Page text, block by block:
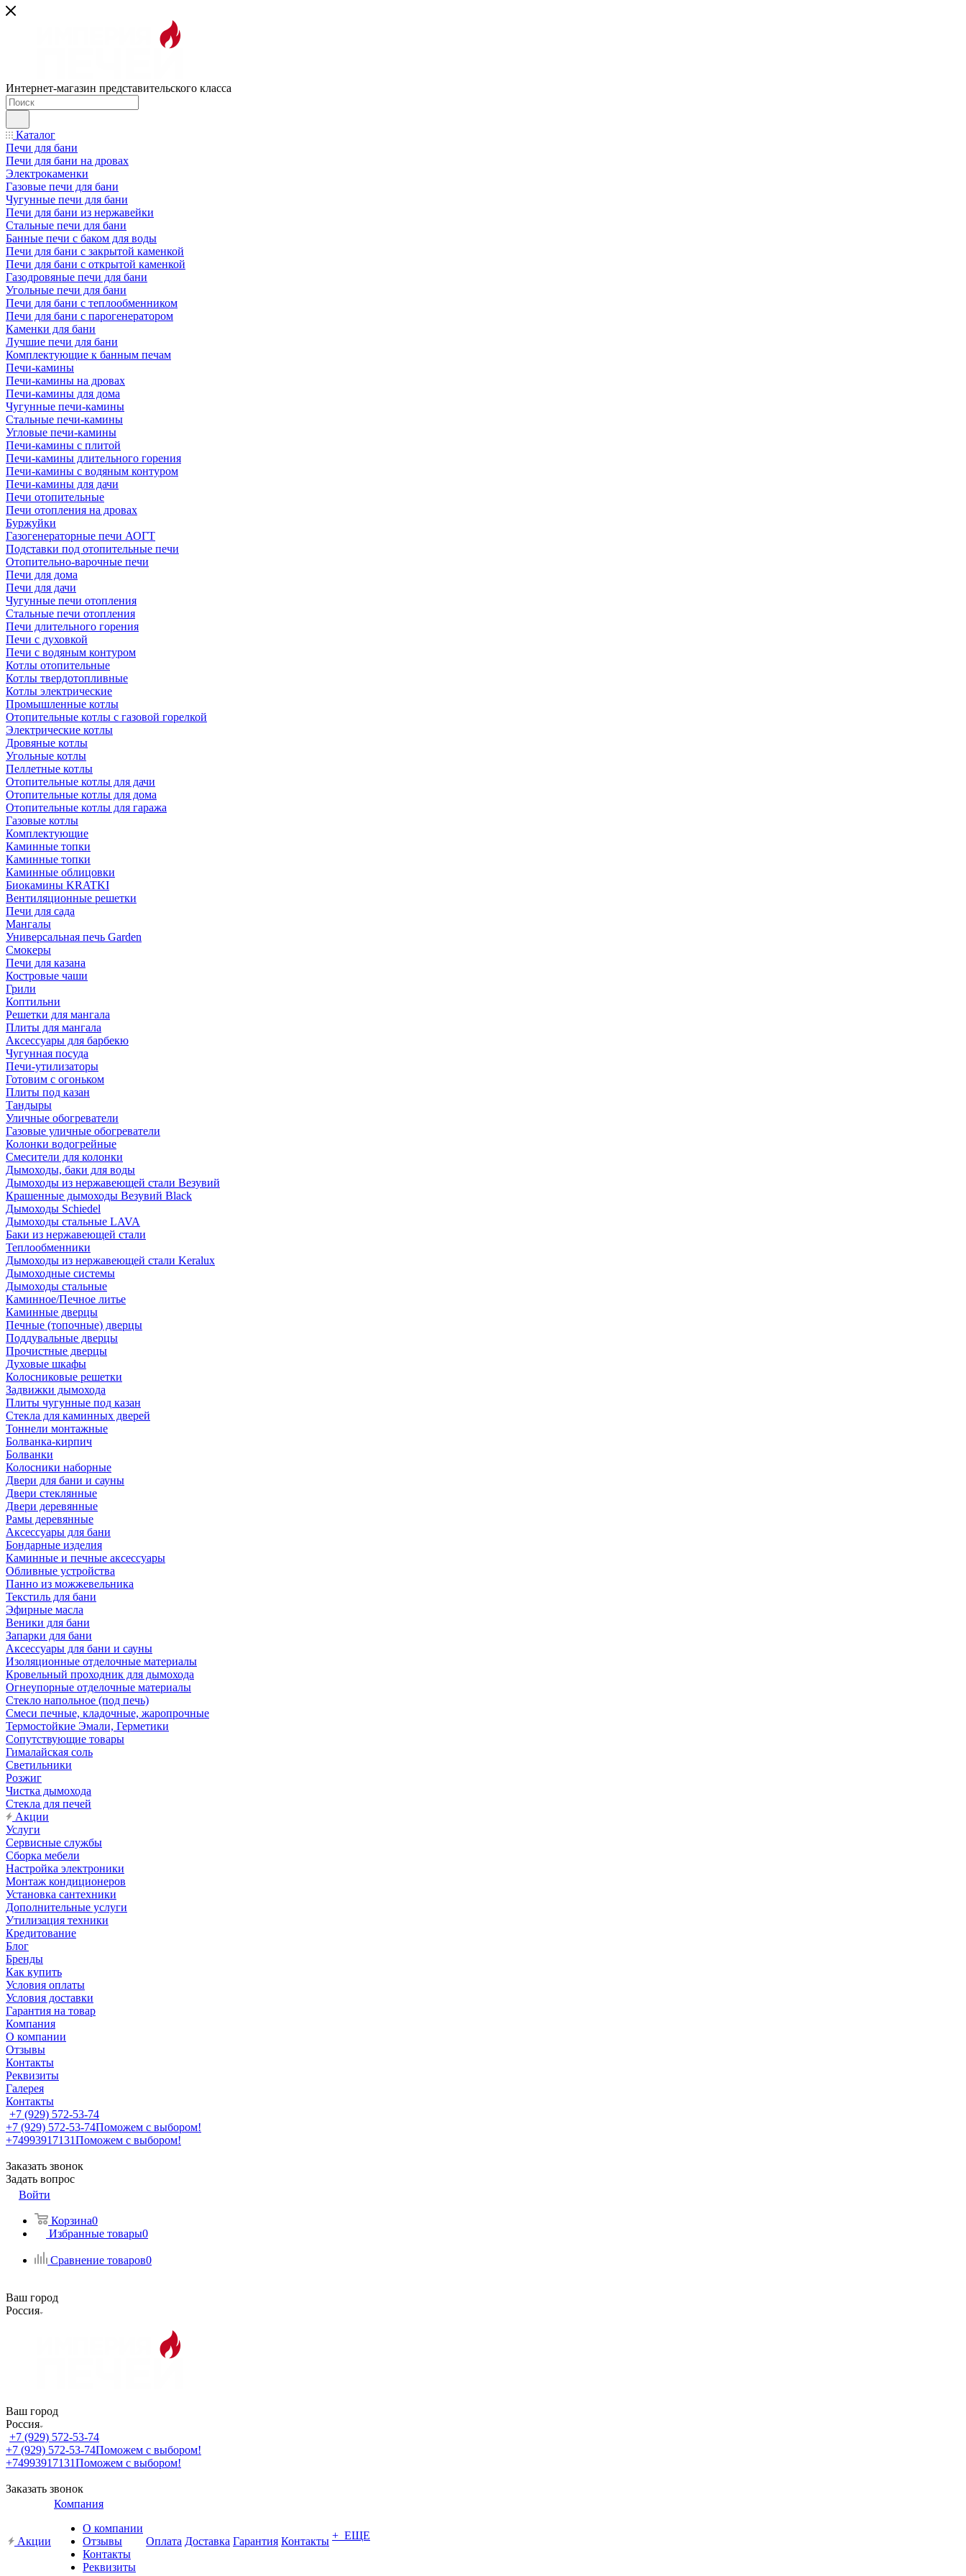
Интернет-магазин представительского класса
Каталог
Печи для бани
Печи для бани на дровах
Электрокаменки
Газовые печи для бани
Чугунные печи для бани
Печи для бани из нержавейки
Стальные печи для бани
Банные печи с баком для воды
Печи для бани с закрытой каменкой
Печи для бани с открытой каменкой
Газодровяные печи для бани
Угольные печи для бани
Печи для бани с теплообменником
Печи для бани с парогенератором
Каменки для бани
Лучшие печи для бани
Комплектующие к банным печам
Печи-камины
Печи-камины на дровах
Печи-камины для дома
Чугунные печи-камины
Стальные печи-камины
Угловые печи-камины
Печи-камины с плитой
Печи-камины длительного горения
Печи-камины с водяным контуром
Печи-камины для дачи
Печи отопительные
Печи отопления на дровах
Буржуйки
Газогенераторные печи АОГТ
Подставки под отопительные печи
Отопительно-варочные печи
Печи для дома
Печи для дачи
Чугунные печи отопления
Стальные печи отопления
Печи длительного горения
Печи с духовкой
Печи с водяным контуром
Котлы отопительные
Котлы твердотопливные
Котлы электрические
Промышленные котлы
Отопительные котлы с газовой горелкой
Электрические котлы
Дровяные котлы
Угольные котлы
Пеллетные котлы
Отопительные котлы для дачи
Отопительные котлы для дома
Отопительные котлы для гаража
Газовые котлы
Комплектующие
Каминные топки
Каминные топки
Каминные облицовки
Биокамины KRATKI
Вентиляционные решетки
Печи для сада
Мангалы
Универсальная печь Garden
Смокеры
Печи для казана
Костровые чаши
Грили
Коптильни
Решетки для мангала
Плиты для мангала
Аксессуары для барбекю
Чугунная посуда
Печи-утилизаторы
Готовим с огоньком
Плиты под казан
Тандыры
Уличные обогреватели
Газовые уличные обогреватели
Колонки водогрейные
Смесители для колонки
Дымоходы, баки для воды
Дымоходы из нержавеющей стали Везувий
Крашенные дымоходы Везувий Black
Дымоходы Schiedel
Дымоходы стальные LAVA
Баки из нержавеющей стали
Теплообменники
Дымоходы из нержавеющей стали Keralux
Дымоходные системы
Дымоходы стальные
Каминное/Печное литье
Каминные дверцы
Печные (топочные) дверцы
Поддувальные дверцы
Прочистные дверцы
Духовые шкафы
Колосниковые решетки
Задвижки дымохода
Плиты чугунные под казан
Стекла для каминных дверей
Тоннели монтажные
Болванка-кирпич
Болванки
Колосники наборные
Двери для бани и сауны
Двери стеклянные
Двери деревянные
Рамы деревянные
Аксессуары для бани
Бондарные изделия
Каминные и печные аксессуары
Обливные устройства
Панно из можжевельника
Текстиль для бани
Эфирные масла
Веники для бани
Запарки для бани
Аксессуары для бани и сауны
Изоляционные отделочные материалы
Кровельный проходник для дымохода
Огнеупорные отделочные материалы
Стекло напольное (под печь)
Смеси печные, кладочные, жаропрочные
Термостойкие Эмали, Герметики
Сопутствующие товары
Гималайская соль
Светильники
Розжиг
Чистка дымохода
Стекла для печей
Акции
Услуги
Сервисные службы
Сборка мебели
Настройка электроники
Монтаж кондиционеров
Установка сантехники
Дополнительные услуги
Утилизация техники
Кредитование
Блог
Бренды
Как купить
Условия оплаты
Условия доставки
Гарантия на товар
Компания
О компании
Отзывы
Контакты
Реквизиты
Галерея
Контакты
+7 (929) 572-53-74
+7 (929) 572-53-74Поможем с выбором!
+74993917131Поможем с выбором!
Заказать звонок
Задать вопрос
Войти
Корзина0
Избранные товары0
Сравнение товаров0
Ваш город
Россия
Ваш город
Россия
+7 (929) 572-53-74
+7 (929) 572-53-74Поможем с выбором!
+74993917131Поможем с выбором!
Заказать звонок
Акции
Компания
О компании
Отзывы
Контакты
Реквизиты
Оплата Доставка Гарантия Контакты + ЕЩЕ